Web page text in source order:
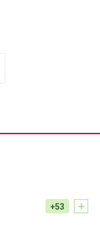
+
+53